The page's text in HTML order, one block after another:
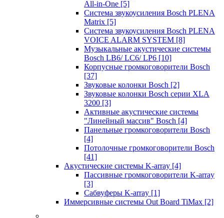
All-in-One [5]
Система звукоусиления Bosch PLENA
Matrix [5]
Система звукоусиления Bosch PLENA
VOICE ALARM SYSTEM [8]
Музыкальные акустические системы
Bosch LB6/ LC6/ LP6 [10]
Корпусные громкоговорители Bosch
[37]
Звуковые колонки Bosch [2]
Звуковые колонки Bosch серии XLA
3200 [3]
Активные акустические системы
"Линейный массив" Bosch [4]
Панельные громкоговорители Bosch
[4]
Потолочные громкоговорители Bosch
[41]
Акустические системы K-array [4]
Пассивные громкоговорители K-array
[3]
Сабвуферы K-array [1]
Иммерсивные системы Out Board TiMax [2]